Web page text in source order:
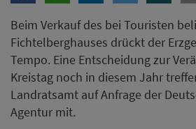
Beim Verkauf des bei Touristen
Fichtelberghauses drückt der
Tempo. Eine Entscheidung zur
Kreistag noch in diesem Jahr
Landratsamt auf Anfrage der
Agentur mit.